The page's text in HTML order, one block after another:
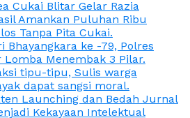
Cukai Blitar Gelar Razia
Amankan Puluhan Ribu
Tanpa Pita Cukai.
Bhayangkara ke -79, Polres
Lomba Menembak 3 Pilar.
tipu-tipu, Sulis warga
dapat sangsi moral.
Launching dan Bedah Jurnal
Kekayaan Intelektual